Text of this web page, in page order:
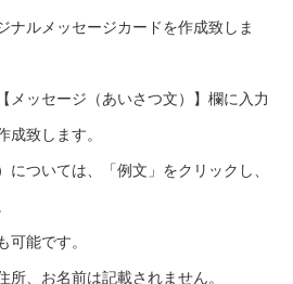
ナルメッセージカードを作成致しま
メッセージ（あいさつ文）】欄に入力
成致します。
については、「例文」をクリックし、
可能です。
所、お名前は記載されません。